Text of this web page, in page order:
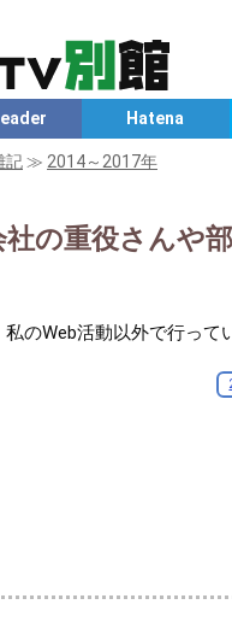
Hatena
記≫ 2014～2017年
社の重役さんや
のWeb活動以外で行って